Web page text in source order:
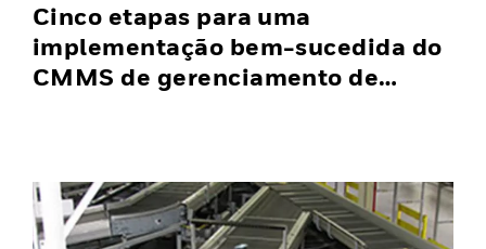
Cinco etapas para uma
implementação bem-sucedida do
CMMS de gerenciamento de